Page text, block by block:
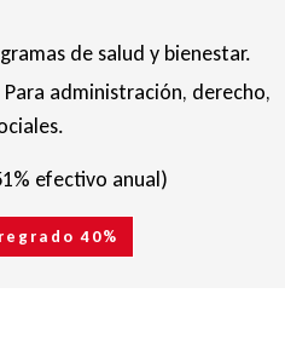
de salud y bienestar.
administración, derecho,
efectivo anual)
40%